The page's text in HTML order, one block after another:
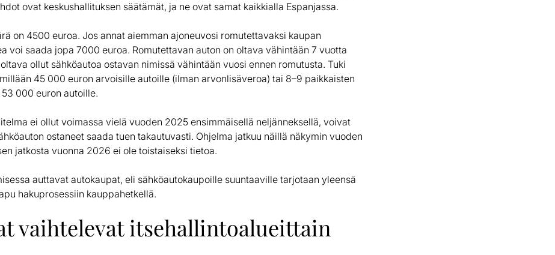
ovat keskushallituksen säätämät, ja ne ovat samat kaikkialla Espanjassa.
on 4500 euroa. Jos annat aiemman ajoneuvosi romutettavaksi kaupan
voi saada jopa 7000 euroa. Romutettavan auton on oltava vähintään 7 vuotta
ollut sähköautoa ostavan nimissä vähintään vuosi ennen romutusta. Tuki
45 000 euron arvoisille autoille (ilman arvonlisäveroa) tai 8–9 paikkaisten
000 euron autoille.
ei ollut voimassa vielä vuoden 2025 ensimmäisellä neljänneksellä, voivat
ostaneet saada tuen takautuvasti. Ohjelma jatkuu näillä näkymin vuoden
jatkosta vuonna 2026 ei ole toistaiseksi tietoa.
auttavat autokaupat, eli sähköautokaupoille suuntaaville tarjotaan yleensä
hakuprosessiin kauppahetkellä.
vaihtelevat itsehallintoalueittain